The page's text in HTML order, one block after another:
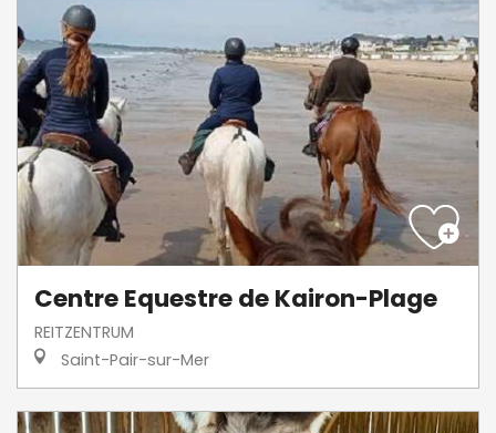
Centre Equestre de Kairon-Plage
REITZENTRUM
Saint-Pair-sur-Mer